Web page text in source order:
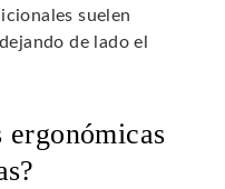
suelen
de lado el
ergonómicas